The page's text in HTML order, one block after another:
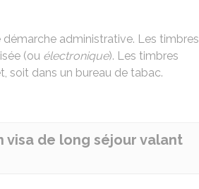
administrative. Les timbres
(ou électronique). Les timbres
soit dans un bureau de tabac.
visa de long séjour valant